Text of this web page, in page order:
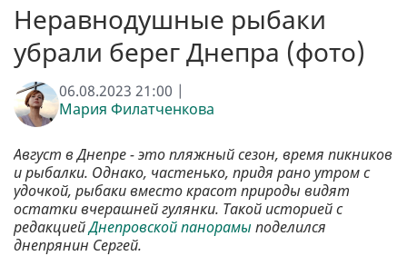
Неравнодушные рыбаки
убрали берег Днепра (фото)
06.08.2023 21:00 |
Мария Филатченкова
Август в Днепре - это пляжный сезон, время пикников
и рыбалки. Однако, частенько, придя рано утром с
удочкой, рыбаки вместо красот природы видят
остатки вчерашней гулянки. Такой историей с
редакциейДнепровской панорамы поделился
днепрянин Сергей.